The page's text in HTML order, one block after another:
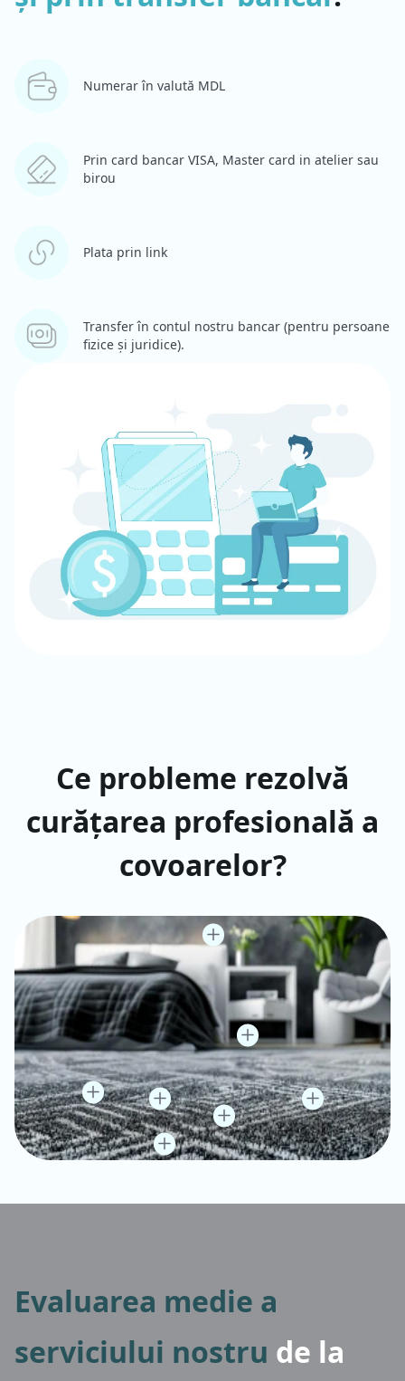
Numerar în valută MDL
Prin card bancar VISA, Master card in atelier sau
birou
Plata prin link
Transfer în contul nostru bancar (pentru persoane
fizice și juridice).
Ce probleme rezolvă
curățarea profesională a
covoarelor?
Evaluarea medie a
serviciului nostru de la